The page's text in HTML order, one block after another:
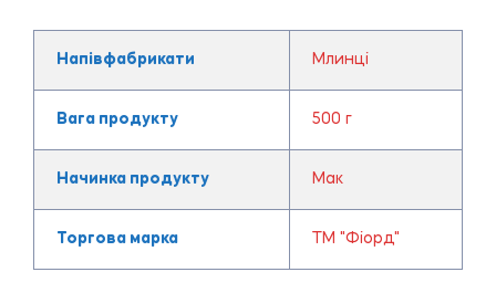
Напівфабрикати Млинці
Вага продукту 500 г
Начинка продукту Мак
Торгова марка ТМ "Фіорд"